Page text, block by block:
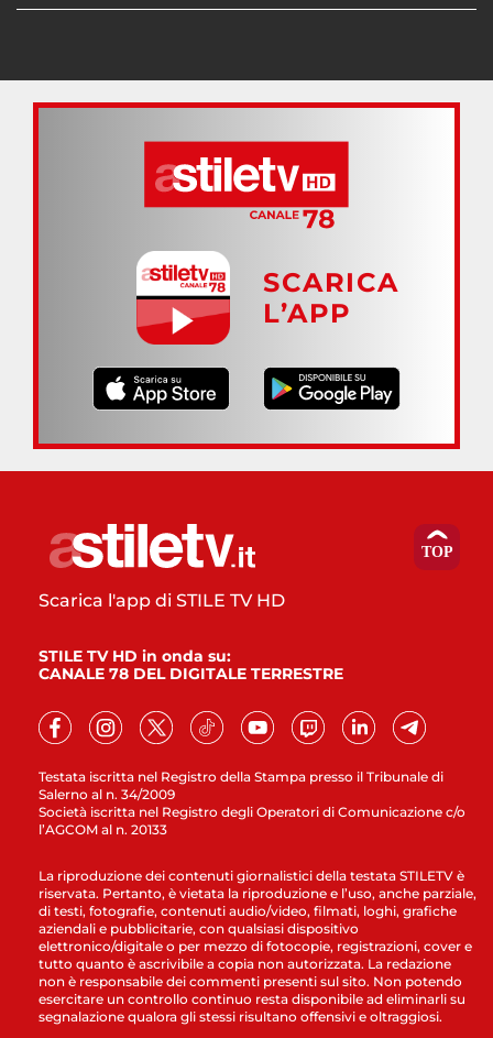
SCARICA
L’APP
Testata iscritta nel Registro della Stampa presso il Tribunale di
Salerno al n. 34/2009
Società iscritta nel Registro degli Operatori di Comunicazione c/o
l’AGCOM al n. 20133
Scarica l'app di STILE TV HD
STILE TV HD in onda su:
CANALE 78 DEL DIGITALE TERRESTRE
La riproduzione dei contenuti giornalistici della testata STILETV è
riservata. Pertanto, è vietata la riproduzione e l’uso, anche parziale,
di testi, fotografie, contenuti audio/video, filmati, loghi, grafiche
aziendali e pubblicitarie, con qualsiasi dispositivo
elettronico/digitale o per mezzo di fotocopie, registrazioni, cover e
tutto quanto è ascrivibile a copia non autorizzata. La redazione
non è responsabile dei commenti presenti sul sito. Non potendo
esercitare un controllo continuo resta disponibile ad eliminarli su
segnalazione qualora gli stessi risultano offensivi e oltraggiosi.